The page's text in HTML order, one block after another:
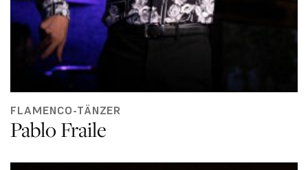
FLAMENCO-TÄNZER
Pablo Fraile